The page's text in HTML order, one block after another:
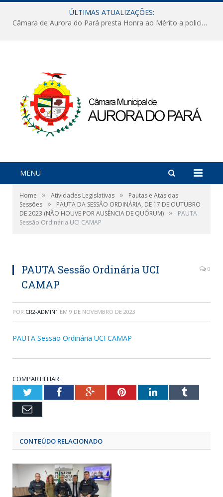
ÚLTIMAS ATUALIZAÇÕES:
Câmara de Aurora do Pará presta Honra ao Mérito a policiais militares em sessão marcada por reconhecimento e emoção
MENU
Home » Atividades Legislativas »
Pautas e Atas das
Sessões »
PAUTA DA SESSÃO ORDINÁRIA, DE 17 DE OUTUBRO
DE 2023 (NÃO HOUVE POR AUSÊNCIA DE QUÓRUM) »
PAUTA
Sessão Ordinária UCI CAMAP
PAUTA Sessão Ordinária UCI
CAMAP
0
POR CR2-ADMIN1 EM 9 DE NOVEMBRO DE 2023
PAUTA Sessão Ordinária UCI CAMAP
COMPARTILHAR:
TwitterFacebookGoogle+PinterestLinkedInTumblr
Email
CONTEÚDO RELACIONADO